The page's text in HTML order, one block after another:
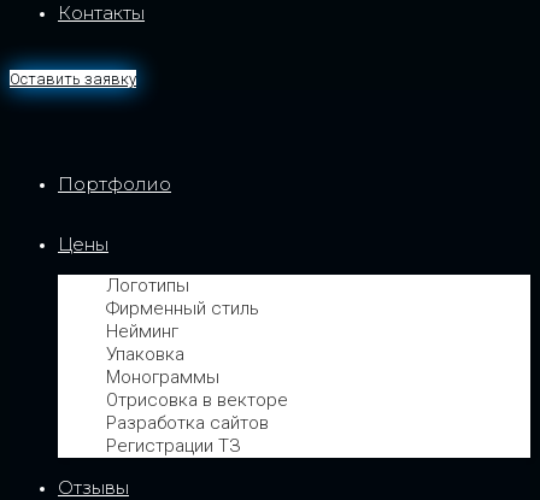
Контакты
Оставить заявку
Портфолио
Цены
Логотипы
Фирменный стиль
Нейминг
Упаковка
Монограммы
Отрисовка в векторе
Разработка сайтов
Регистрации ТЗ
Отзывы